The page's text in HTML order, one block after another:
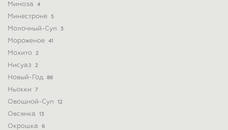
Мимоза 4
Минестроне 5
Молочный-Суп 3
Мороженое 41
Мохито 2
Нисуаз 2
Новый-Год 86
Ньокки 7
Овощной-Суп 12
Овсянка 13
Окрошка 6